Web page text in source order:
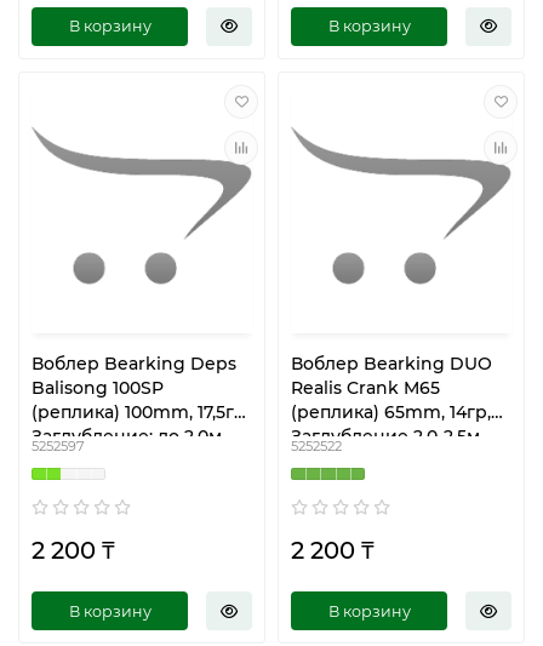
В корзину В корзину
Воблер Bearking Deps
Balisong 100SP
(реплика) 100mm, 17,5гр
Заглубление: до 2.0м
5252597
2 200 ₸
В корзину
Воблер Bearking DUO
Realis Crank M65
(реплика) 65mm, 14гр,
Заглубление 2.0-2.5м,
Плавающий 8A- I
5252522
2 200 ₸
В корзину